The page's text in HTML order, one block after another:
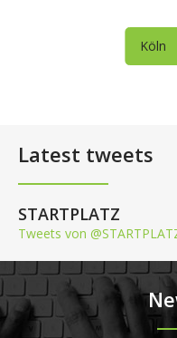
Köln
Latest tweets
STARTPLATZ
Tweets von